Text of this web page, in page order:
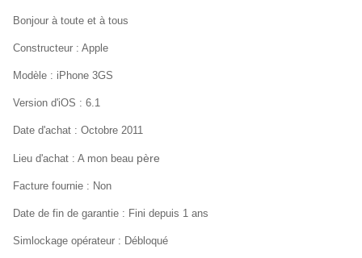
Bonjour à toute et à tous
Constructeur : Apple
Modèle : iPhone 3GS
Version d'iOS : 6.1
Date d'achat : Octobre 2011
Lieu d'achat : A mon beau père
Facture fournie : Non
Date de fin de garantie : Fini depuis 1 ans
Simlockage opérateur : Débloqué